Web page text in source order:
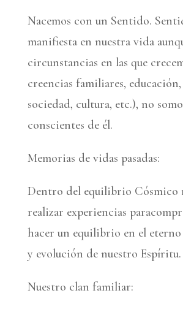
Nacemos con un Sentido.
manifiesta en nuestra vida
circunstancias en las que
creencias familiares,
sociedad, cultura, etc.), no
conscientes de él.
Memorias de vidas pasadas:
Dentro del equilibrio Cósmico
realizar experiencias
hacer un equilibrio en el
y evolución de nuestro Espíritu.
Nuestro clan familiar: